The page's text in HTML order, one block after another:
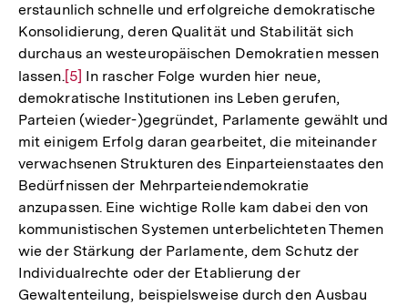
erstaunlich schnelle und erfolgreiche demokratische
Konsolidierung, deren Qualität und Stabilität sich
durchaus an westeuropäischen Demokratien messen
lassen.Zur
Auflösung
der
Fußnote
[5] In rascher Folge wurden hier neue,
demokratische Institutionen ins Leben gerufen,
Parteien (wieder-)gegründet, Parlamente gewählt und
mit einigem Erfolg daran gearbeitet, die miteinander
verwachsenen Strukturen des Einparteienstaates den
Bedürfnissen der Mehrparteiendemokratie
anzupassen. Eine wichtige Rolle kam dabei den von
kommunistischen Systemen unterbelichteten Themen
wie der Stärkung der Parlamente, dem Schutz der
Individualrechte oder der Etablierung der
Gewaltenteilung, beispielsweise durch den Ausbau